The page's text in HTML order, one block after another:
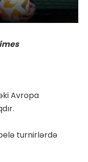
Avropa
turnirlərdə